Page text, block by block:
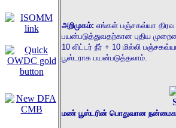
அறிமுகம்: எங்கள் பஞ்சகவ்யா
பயன்படுத்துவதற்கான புதிய
10 லிட்டர் நீர் + 10 மில்லி
பூஸ்டராக பயன்படுத்தலாம்.
மண் பூஸ்டரின் பொதுவான